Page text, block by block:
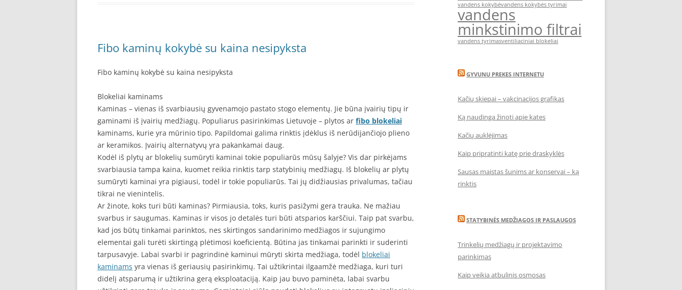
Fibo kaminų kokybė su kaina nesipyksta
Fibo kaminų kokybė su kaina nesipyksta
Blokeliai kaminams
Kaminas – vienas iš svarbiausių gyvenamojo pastato stogo elementų. Jie būna įvairių tipų ir
gaminami iš įvairių medžiagų. Populiarus pasirinkimas Lietuvoje – plytos ar fibo blokeliai
kaminams, kurie yra mūrinio tipo. Papildomai galima rinktis įdėklus iš nerūdijančiojo plieno
ar keramikos. Įvairių alternatyvų yra pakankamai daug.
Kodėl iš plytų ar blokelių sumūryti kaminai tokie populiarūs mūsų šalyje? Vis dar pirkėjams
svarbiausia tampa kaina, kuomet reikia rinktis tarp statybinių medžiagų. Iš blokelių ar plytų
sumūryti kaminai yra pigiausi, todėl ir tokie populiarūs. Tai jų didžiausias privalumas, tačiau
tikrai ne vienintelis.
Ar žinote, koks turi būti kaminas? Pirmiausia, toks, kuris pasižymi gera trauka. Ne mažiau
svarbus ir saugumas. Kaminas ir visos jo detalės turi būti atsparios karščiui. Taip pat svarbu,
kad jos būtų tinkamai parinktos, nes skirtingos sandarinimo medžiagos ir sujungimo
elementai gali turėti skirtingą plėtimosi koeficientą. Būtina jas tinkamai parinkti ir suderinti
tarpusavyje. Labai svarbi ir pagrindinė kaminui mūryti skirta medžiaga, todėl blokeliai
kaminams yra vienas iš geriausių pasirinkimų. Tai užtikrintai ilgaamžė medžiaga, kuri turi
didelį atsparumą ir užtikrina gerą eksploataciją. Kaip jau buvo paminėta, labai svarbu
vandens kokybėvandens kokybės tyrimai
vandens
minkstinimo filtrai
vandens tyrimasventiliaciniai blokeliai
GYVUNU PREKES INTERNETU
Kačių skiepai – vakcinacijos grafikas
Ką naudinga žinoti apie kates
Kačių auklėjimas
Kaip pripratinti katę prie draskyklės
Sausas maistas šunims ar konservai – ką
rinktis
STATYBINĖS MEDŽIAGOS IR PASLAUGOS
Trinkelių medžiagų ir projektavimo
parinkimas
Kaip veikia atbulinis osmosas